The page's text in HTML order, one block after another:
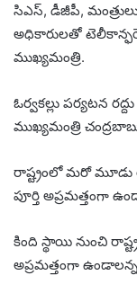
సిఎస్, డీజీపీ,
అధికారులతో
ముఖ్యమంత్రి.
ఓర్వకల్లు పర్యటన
ముఖ్యమంత్రి
రాష్ట్రంలో మరో మూడు
పూర్తి అప్రమత్తంగా
కింది స్థాయి నుంచి
అప్రమత్తంగా